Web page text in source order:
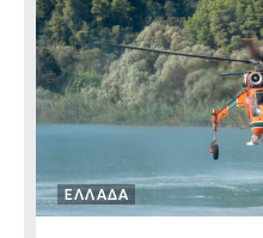
ΕΛΛΑΔΑ